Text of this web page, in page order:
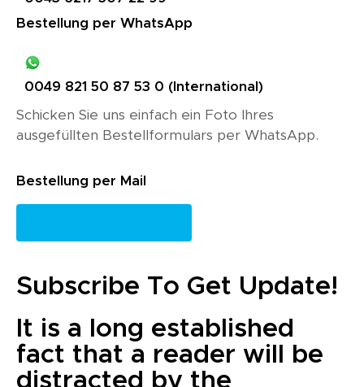
Bestellung per WhatsApp
0049 821 50 87 53 0 (International)
Schicken Sie uns einfach ein Foto Ihres
ausgefüllten Bestellformulars per WhatsApp.
Bestellung per Mail
Subscribe To Get Update!
It is a long established
fact that a reader will be
distracted by the